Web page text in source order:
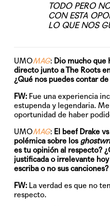
TODO PERO
CON ESTA
LO QUE NOS
UMOMAG: Dio mucho que
directo junto a The Roots
¿Qué nos puedes contar
FW: Fue una experiencia
estupenda y legendaria.
oportunidad de haber
UMOMAG: El beef Drake
polémica sobre los
es tu opinión al respecto?
justificada o irrelevante
escriba o no sus canciones?
FW: La verdad es que no
respecto.